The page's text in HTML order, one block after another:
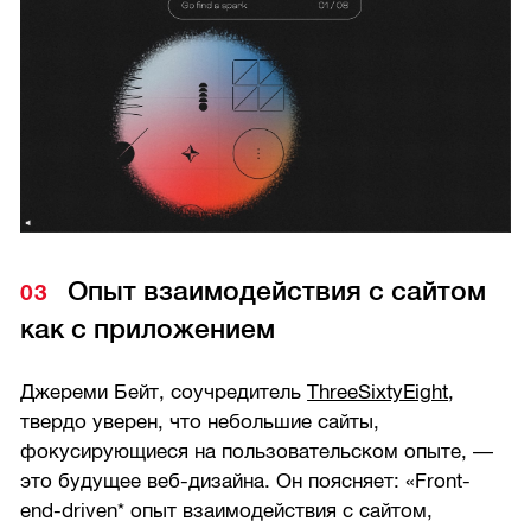
Опыт взаимодействия с сайтом
как с приложением
Джереми Бейт, соучредительThreeSixtyEight,
твердо уверен, что небольшие сайты,
фокусирующиеся на пользовательском опыте, —
это будущее веб-дизайна. Он поясняет: «Front-
end-driven* опыт взаимодействия с сайтом,